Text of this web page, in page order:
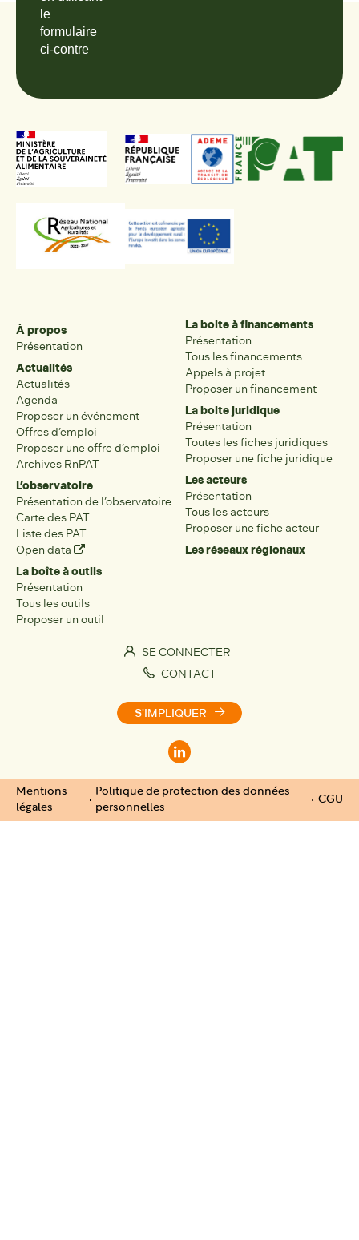
le
formulaire
ci-contre
À propos
Présentation
Actualités
Actualités
Agenda
Proposer un événement
Offres d’emploi
Proposer une offre d’emploi
Archives RnPAT
L’observatoire
Présentation de l’observatoire
Carte des PAT
Liste des PAT
Open data
La boîte à outils
Présentation
Tous les outils
Proposer un outil
La boite à financements
Présentation
Tous les financements
Appels à projet
Proposer un financement
La boite juridique
Présentation
Toutes les fiches juridiques
Proposer une fiche juridique
Les acteurs
Présentation
Tous les acteurs
Proposer une fiche acteur
Les réseaux régionaux
SE CONNECTER
CONTACT
S'IMPLIQUER
Mentions
légales
Politique de protection des données
personnelles
CGU